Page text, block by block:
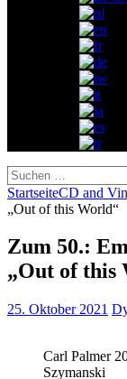
Suchen
nach:
StartseiteCD and
„Out of this World“
Zum 50.:
„Out of this
25. Oktober 2021
Carl Palmer
Szymanski